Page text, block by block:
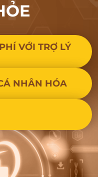
VỚI TRỢ LÝ
NHÂN HÓA